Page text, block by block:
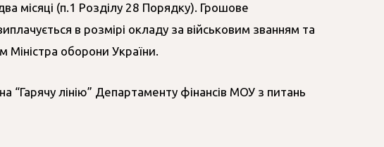
місяці (п.1 Розділу 28 Порядку). Грошове
в розмірі окладу за військовим званням та
Міністра оборони України.
“Гарячу лінію” Департаменту фінансів МОУ з питань